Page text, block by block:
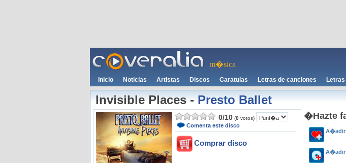
m�sica
Inicio Noticias Artistas Discos Caratulas Letras de canciones
Invisible Places-Presto Ballet
0/10 (0 votos)
Comenta este disco
Comprar disco
�Hazte
A�adir
A�adir